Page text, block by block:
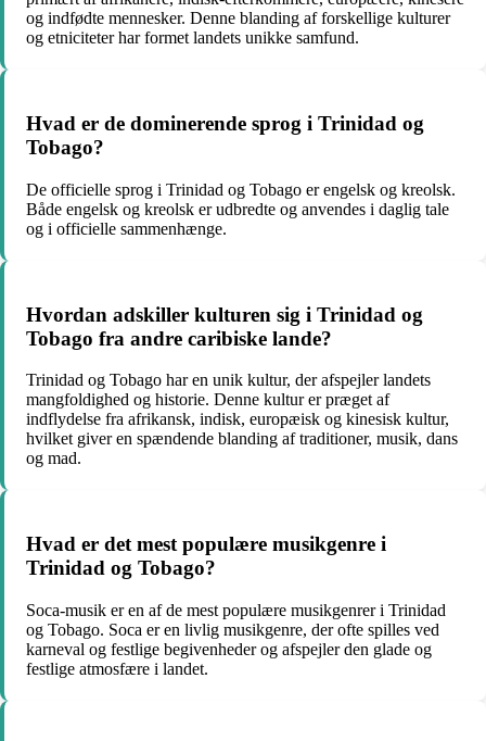
og indfødte mennesker. Denne blanding af forskellige kulturer
og etniciteter har formet landets unikke samfund.
Hvad er de dominerende sprog i Trinidad og
Tobago?
De officielle sprog i Trinidad og Tobago er engelsk og kreolsk.
Både engelsk og kreolsk er udbredte og anvendes i daglig tale
og i officielle sammenhænge.
Hvordan adskiller kulturen sig i Trinidad og
Tobago fra andre caribiske lande?
Trinidad og Tobago har en unik kultur, der afspejler landets
mangfoldighed og historie. Denne kultur er præget af
indflydelse fra afrikansk, indisk, europæisk og kinesisk kultur,
hvilket giver en spændende blanding af traditioner, musik, dans
og mad.
Hvad er det mest populære musikgenre i
Trinidad og Tobago?
Soca-musik er en af de mest populære musikgenrer i Trinidad
og Tobago. Soca er en livlig musikgenre, der ofte spilles ved
karneval og festlige begivenheder og afspejler den glade og
festlige atmosfære i landet.